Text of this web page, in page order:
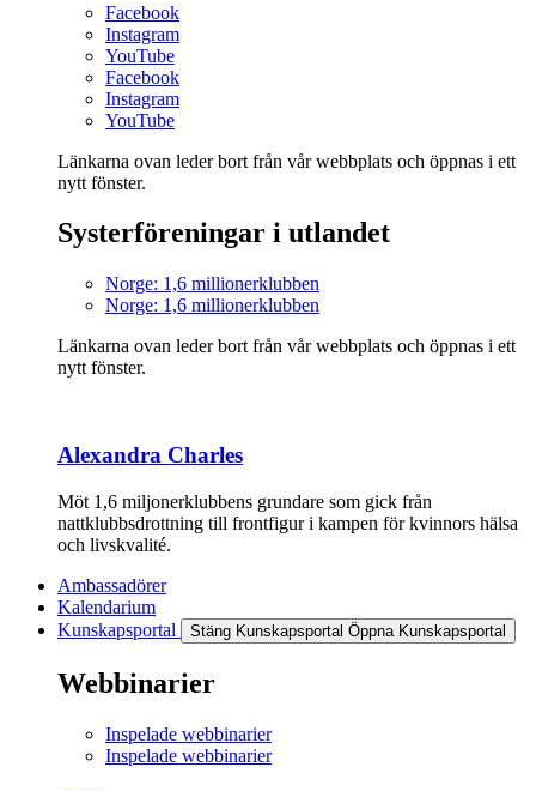
Facebook
Instagram
YouTube
Facebook
Instagram
YouTube
Länkarna ovan leder bort från vår webbplats och öppnas i ett
nytt fönster.
Systerföreningar i utlandet
Norge: 1,6 millionerklubben
Norge: 1,6 millionerklubben
Länkarna ovan leder bort från vår webbplats och öppnas i ett
nytt fönster.
Alexandra Charles
Möt 1,6 miljonerklubbens grundare som gick från
nattklubbsdrottning till frontfigur i kampen för kvinnors hälsa
och livskvalité.
Ambassadörer
Kalendarium
Kunskapsportal
Stäng Kunskapsportal Öppna Kunskapsportal
Webbinarier
Inspelade webbinarier
Inspelade webbinarier